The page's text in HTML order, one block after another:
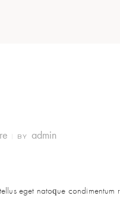
BY admin
eget natoque